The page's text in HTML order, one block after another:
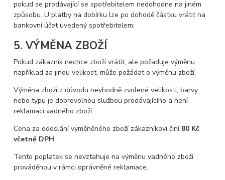
pokud se prodávající se spotřebitelem nedohodne na jiném
způsobu. U platby na dobírku lze po dohodě částku vrátit na
bankovní účet uvedený spotřebitelem.
5. VÝMĚNA ZBOŽÍ
Pokud zákazník nechce zboží vrátit, ale požaduje výměnu
například za jinou velikost, může požádat o výměnu zboží.
Výměna zboží z důvodu nevhodně zvolené velikosti, barvy
nebo typu je dobrovolnou službou prodávajícího a není
reklamací vadného zboží.
Cena za odeslání vyměněného zboží zákazníkovi činí 80 Kč
včetně DPH.
Tento poplatek se nevztahuje na výměnu vadného zboží
prováděnou v rámci oprávněné reklamace.